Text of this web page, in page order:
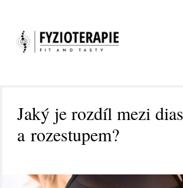
Jaký je rozdíl mezi
a rozestupem?